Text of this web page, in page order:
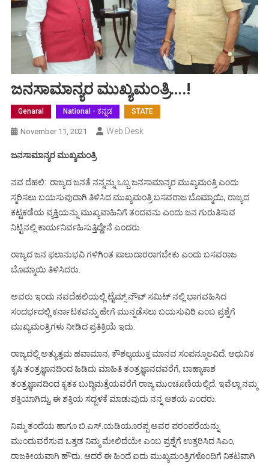
ಜನಸಾಮಾನ್ಯರ ಮುಖ್ಯಮಂತ್ರಿ….!
Genaral National - ಕನ್ನಡ STATE
November 11, 2021 Web Desk
ಜನಸಾಮಾನ್ಯರ ಮುಖ್ಯಮಂತ್ರಿ
ನವ ದೆಹಲಿ: ರಾಜ್ಯದ ಜನತೆ ನನ್ನನ್ನು ಒಬ್ಬ ಜನಸಾಮಾನ್ಯರ ಮುಖ್ಯಮಂತ್ರಿ ಎಂದು
ಸ್ಮರಿಸಲು ಬಯಸುವುದಾಗಿ ತಿಳಿಸಿದ ಮುಖ್ಯಮಂತ್ರಿ ಬಸವರಾಜ ಬೊಮ್ಮಾಯಿ, ರಾಜ್ಯದ
ಕಟ್ಟಕಡೆಯ ವ್ಯಕ್ತಿಯನ್ನು ಮುಖ್ಯವಾಹಿನಿಗೆ ತಂದವನು ಎಂದು ಜನ ಗುರುತಿಸುವ
ನಿಟ್ಟಿನಲ್ಲಿ ಕಾರ್ಯನಿರ್ವಹಿಸುತ್ತಿದ್ದೇನೆ ಎಂದರು.
ರಾಜ್ಯದ ಜನ ಫಲಾನುಭವಿ ಗಳಿಗಿಂತ ಪಾಲುದಾರರಾಗಬೇಕು ಎಂದು ಬಸವರಾಜ
ಬೊಮ್ಮಾಯಿ ತಿಳಿಸಿದರು.
ಅವರು ಇಂದು ನವದೆಹಲಿಯಲ್ಲಿ ಟೈಮ್ಸ್ ನೌವ್ ಸಮಿಟ್ ನಲ್ಲಿ ಭಾಗವಹಿಸಿದ
ಸಂದರ್ಭದಲ್ಲಿ ಕರ್ನಾಟಕವನ್ನು ಹೇಗೆ ಮುನ್ನಡೆಸಲು ಬಯಸುವಿರಿ ಎಂಬ ಪ್ರಶ್ನೆಗೆ
ಮುಖ್ಯಮಂತ್ರಿಗಳು ನೀಡಿದ ಪ್ರತಿಕ್ರಿಯೆ ಇದು.
ರಾಜ್ಯದಲ್ಲಿ ಅತ್ಯುತ್ತಮ ಹವಾಮಾನ, ಕೌಶಲ್ಯಯುಕ್ತ ಮಾನವ ಸಂಪನ್ಮೂಲವಿದೆ. ಆಧುನಿಕ
ಕೃಷಿ ತಂತ್ರಜ್ಞಾನದಿಂದ ಹಿಡಿದು ಮಾಹಿತಿ ತಂತ್ರಜ್ಞಾನದವರೆಗೆ, ಬಾಹ್ಯಾಕಾಶ
ತಂತ್ರಜ್ಞಾನದಿಂದ ಕೃತಕ ಬುದ್ಧಿಮತ್ತೆಯವರೆಗೆ ರಾಜ್ಯ ಮುಂಚೂಣಿಯಲ್ಲಿದೆ. ಇವೆಲ್ಲಾ ನಮ್ಮ
ಶಕ್ತಿಯಾಗಿದ್ದು, ಈ ಶಕ್ತಿಯ ಸದ್ಬಳಕೆ ಮಾಡುವುದು ನನ್ನ ಆಶಯ ಎಂದರು.
ನಿಮ್ಮ ತಂದೆಯ ಹಾಗೂ ಬಿ.ಎಸ್.ಯಡಿಯೂರಪ್ಪ ಅವರ ಪರಂಪರೆಯನ್ನು
ಮುಂದುವರೆಸುವ ಒತ್ತಡ ನಿಮ್ಮ ಮೇಲಿದೆಯೇ ಎಂಬ ಪ್ರಶ್ನೆಗೆ ಉತ್ತರಿಸಿದ ಸಿಎಂ,
ರಾಜಕೀಯವಾಗಿ ಹೌದು. ಆದರೆ ಈ ಹಿಂದೆ ಐದು ಮುಖ್ಯಮಂತ್ರಿಗಳೊಂದಿಗೆ ನಿಕಟವಾಗಿ